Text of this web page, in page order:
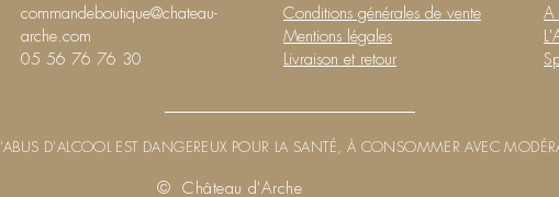
commandeboutique@chateau-
arche.com
05 56 76 76 30
Conditions générales de vente
Mentions légales
Livraison et retour
A
L'ABUS D'ALCOOL EST DANGEREUX POUR LA SANTÉ, À CONSOMMER AVEC
© Château d'Arche